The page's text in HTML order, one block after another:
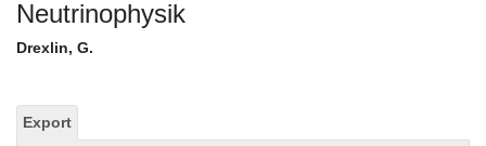
Neutrinophysik
Drexlin, G.
Export